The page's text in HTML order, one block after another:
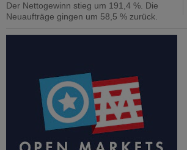
Der Nettogewinn stieg um 191,4 %. Die
Neuaufträge gingen um 58,5 % zurück.